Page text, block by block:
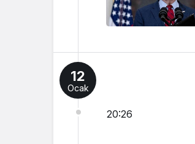
12
Ocak
20:26